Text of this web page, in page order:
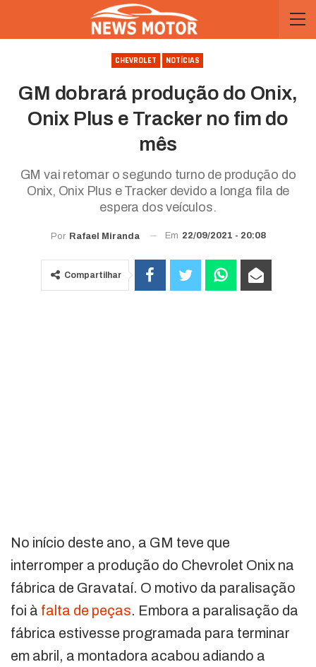
CHEVROLET NOTÍCIAS
GM dobrará produção do Onix,
Onix Plus e Tracker no fim do
mês
GM vai retomar o segundo turno de produção do
Onix, Onix Plus e Tracker devido a longa fila de
espera dos veículos.
Por Rafael Miranda Em 22/09/2021 - 20:08
Compartilhar
No início deste ano, a GM teve que
interromper a produção do Chevrolet Onix na
fábrica de Gravataí. O motivo da paralisação
foi à falta de peças. Embora a paralisação da
fábrica estivesse programada para terminar
em abril, a montadora acabou adiando a